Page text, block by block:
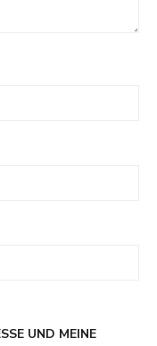
UND MEINE